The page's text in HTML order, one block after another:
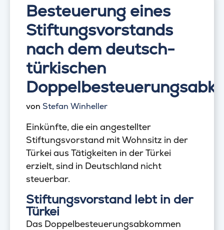
Besteuerung eines
Stiftungsvorstands
nach dem deutsch-
türkischen
von Stefan Winheller
Einkünfte, die ein angestellter
Stiftungsvorstand mit Wohnsitz in der
Türkei aus Tätigkeiten in der Türkei
erzielt, sind in Deutschland nicht
steuerbar.
Stiftungsvorstand lebt in der
Türkei
Das Doppelbesteuerungsabkommen